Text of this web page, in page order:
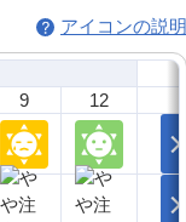
アイコンの説明
9 12